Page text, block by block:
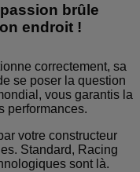
brûle
endroit !
correctement, sa
se poser la question
vous garantis la
performances.
votre constructeur
Standard, Racing
sont là.